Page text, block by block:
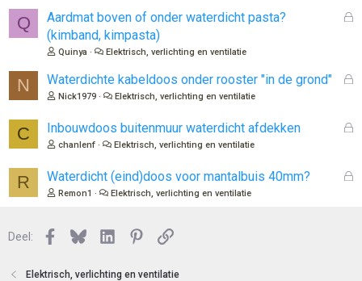
Q
G
o
Aardmat boven of onder waterdicht pasta?
(kimband, kimpasta)
Quinya Elektrisch, verlichting en ventilatie
N
G
n
Waterdichte kabeldoos onder rooster "in de grond"
Nick1979 Elektrisch, verlichting en ventilatie
C
G
Inbouwdoos buitenmuur waterdicht afdekken
chanlenf Elektrisch, verlichting en ventilatie
R
G
Waterdicht (eind)doos voor mantalbuis 40mm?
Remon1 Elektrisch, verlichting en ventilatie
Deel: Facebook
BlueskyLinkedInPinterest
Link
Elektrisch, verlichting en ventilatie